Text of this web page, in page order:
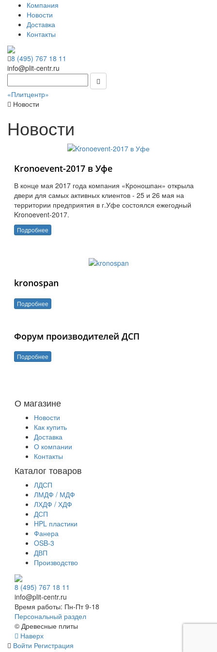
Компания
Новости
Доставка
Контакты
8 (495) 767 18 11
info@plit-centr.ru
«Плитцентр»
Новости
Новости
Kronoevent-2017 в Уфе
В конце мая 2017 года компания «Кроношпан» открыла
двери для самых активных клиентов - 25 и 26 мая на
территории предприятия в г.Уфе состоялся ежегодный
Kronoevent-2017.
Подробнее
kronospan
Подробнее
Форум производителей ДСП
Подробнее
О магазине
Новости
Как купить
Доставка
О компании
Контакты
Каталог товаров
ЛДСП
ЛМДФ / МДФ
ЛХДФ / ХДФ
ДСП
HPL пластики
Фанера
OSB-3
ДВП
Производство
8 (495) 767 18 11
info@plit-centr.ru
Время работы: Пн-Пт 9-18
Персональный раздел
© Древесные плиты
Наверх
Войти Регистрация